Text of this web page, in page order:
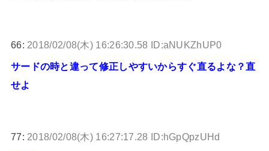
66: 2018/02/08(木) 16:26:30.58 ID:aNUKZhUP0
サードの時と違って修正しやすいからすぐ直るよな？直
せよ
77: 2018/02/08(木) 16:27:17.28 ID:hGpQpzUHd